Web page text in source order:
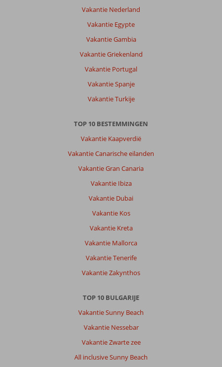
Vakantie Nederland
Vakantie Egypte
Vakantie Gambia
Vakantie Griekenland
Vakantie Portugal
Vakantie Spanje
Vakantie Turkije
TOP 10 BESTEMMINGEN
Vakantie Kaapverdië
Vakantie Canarische eilanden
Vakantie Gran Canaria
Vakantie Ibiza
Vakantie Dubai
Vakantie Kos
Vakantie Kreta
Vakantie Mallorca
Vakantie Tenerife
Vakantie Zakynthos
TOP 10 BULGARIJE
Vakantie Sunny Beach
Vakantie Nessebar
Vakantie Zwarte zee
All inclusive Sunny Beach